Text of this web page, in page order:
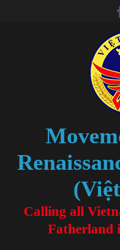
Calling all
Fatherland